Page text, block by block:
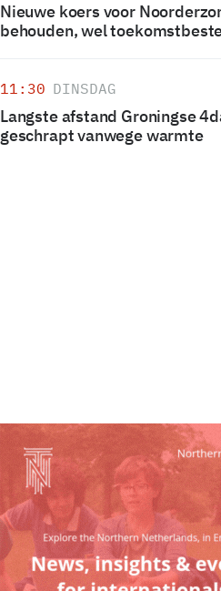
Nieuwe koers voor
behouden, wel
11:30 DINSDAG
Langste afstand Groningse
geschrapt vanwege warmte